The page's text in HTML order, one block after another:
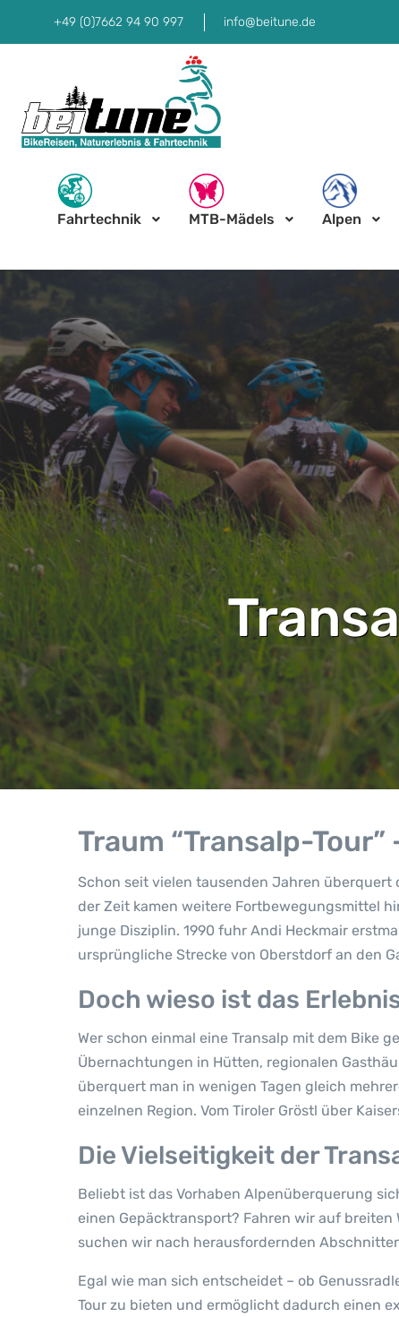
+49 (0)7662 94 90 997 info@beitune.de
Fahrtechnik MTB-Mädels Alpen
Traum “Transalp-
Schon seit vielen tausenden Jahren überquert
der Zeit kamen weitere Fortbewegungsmittel
junge Disziplin. 1990 fuhr Andi Heckmair
ursprüngliche Strecke von Oberstdorf an den
Doch wieso ist das
Wer schon einmal eine Transalp mit dem Bike
Übernachtungen in Hütten, regionalen
überquert man in wenigen Tagen gleich
einzelnen Region. Vom Tiroler Gröstl über
Die Vielseitigkeit der
Beliebt ist das Vorhaben Alpenüberquerung
einen Gepäcktransport? Fahren wir auf
suchen wir nach herausfordernden
Egal wie man sich entscheidet – ob
Tour zu bieten und ermöglicht dadurch einen